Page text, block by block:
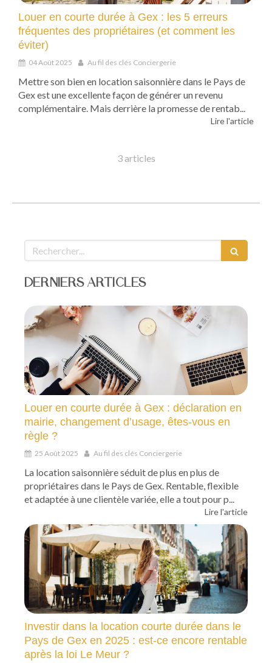
Louer en courte durée à Gex : les 5 erreurs
fréquentes des propriétaires (et comment les
éviter)
04 Août 2025 Au fil des clés Conciergerie
Mettre son bien en location saisonnière dans le Pays de
Gex est une excellente façon de générer un revenu
complémentaire. Mais derrière la promesse de rentab...
Lire l'article
3 articles
Rechercher
DERNIERS ARTICLES
Louer en courte durée à Gex : déclaration en
mairie, changement d’usage, êtes-vous en
règle ?
25 Août 2025 Au fil des clés Conciergerie
La location saisonnière séduit de plus en plus de
propriétaires dans le Pays de Gex. Rentable, flexible
et adaptée à une clientèle variée, elle a tout pour p...
Lire l'article
Investir dans la location courte durée dans le
Pays de Gex en 2025 : est-ce encore rentable
après la loi Le Meur ?